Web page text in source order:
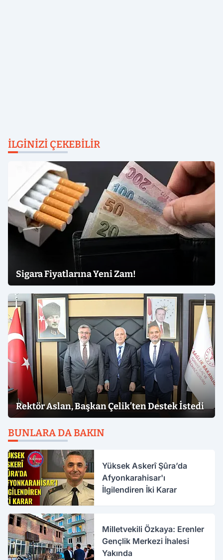
İLGINIZI ÇEKEBILIR
Sigara Fiyatlarına Yeni Zam!
Rektör Aslan, Başkan Çelik’ten Destek İstedi
BUNLARA DA BAKIN
Yüksek Askerî Şûra’da
Afyonkarahisar'ı
İlgilendiren İki Karar
Milletvekili Özkaya: Erenler
Gençlik Merkezi İhalesi
Yakında